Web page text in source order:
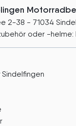
2-38 - 71034
oder -helme: